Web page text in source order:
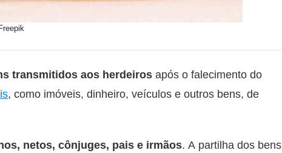
transmitidos aos herdeiros após o falecimento do
, como imóveis, dinheiro, veículos e outros bens, de
netos, cônjuges, pais e irmãos. A partilha dos bens